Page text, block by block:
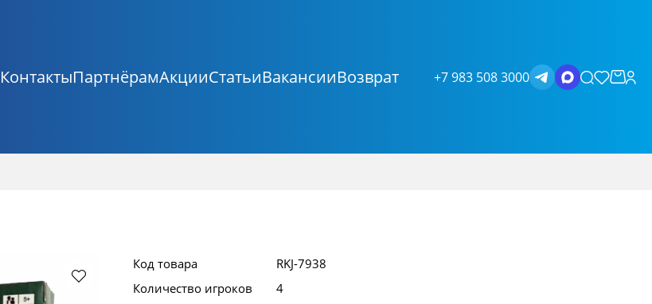
КонтактыПартнёрамАкцииСтатьиВакансииВозврат +7 983 508 3000
Код товара
RKJ-7938
Количество игроков
4